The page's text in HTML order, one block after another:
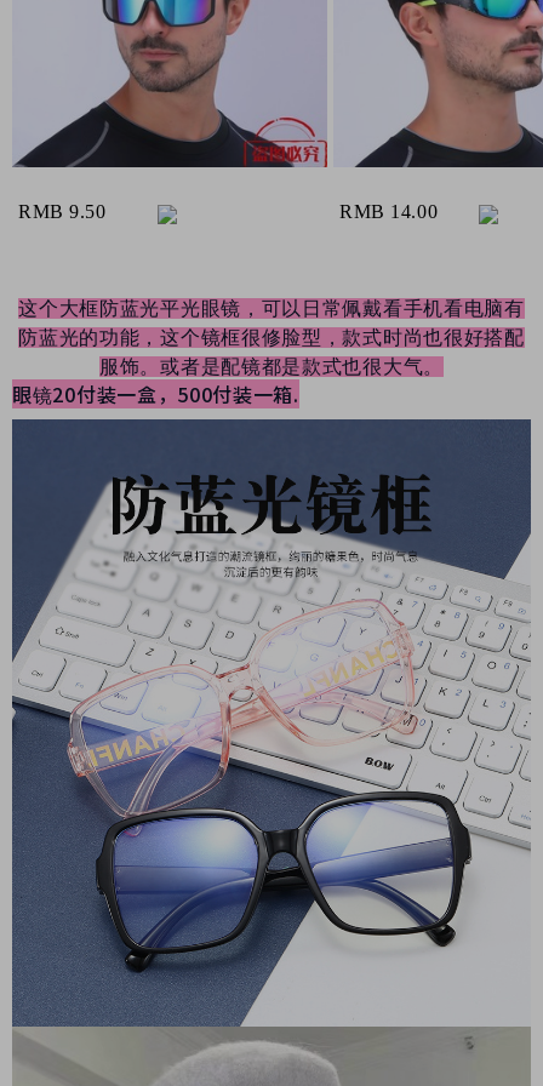
RMB 9.50 RMB 14.00
这个大框防蓝光平光眼镜，可以日常佩戴看手机看电脑有
防蓝光的功能，这个镜框很修脸型，款式时尚也很好搭配
服饰。或者是配镜都是款式也很大气。
眼镜20付装一盒，500付装一箱.